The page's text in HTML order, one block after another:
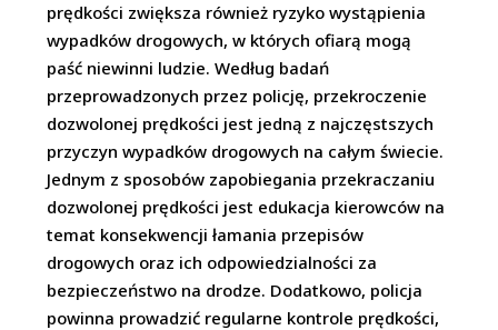
prędkości zwiększa również ryzyko wystąpienia
wypadków drogowych, w których ofiarą mogą
paść niewinni ludzie. Według badań
przeprowadzonych przez policję, przekroczenie
dozwolonej prędkości jest jedną z najczęstszych
przyczyn wypadków drogowych na całym świecie.
Jednym z sposobów zapobiegania przekraczaniu
dozwolonej prędkości jest edukacja kierowców na
temat konsekwencji łamania przepisów
drogowych oraz ich odpowiedzialności za
bezpieczeństwo na drodze. Dodatkowo, policja
powinna prowadzić regularne kontrole prędkości,